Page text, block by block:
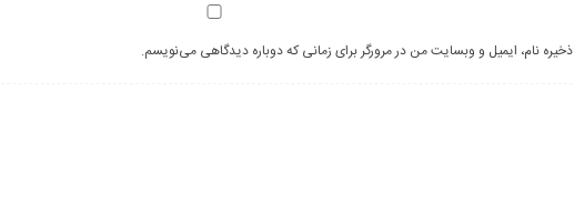
ذخیره نام، ایمیل و وبسایت من در مرورگر برای زمانی که دوباره دیدگاهی می‌نویسم.